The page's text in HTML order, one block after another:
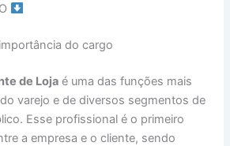
do cargo
de Loja é uma das funções mais
varejo e de diversos segmentos de
Esse profissional é o primeiro
a empresa e o cliente, sendo